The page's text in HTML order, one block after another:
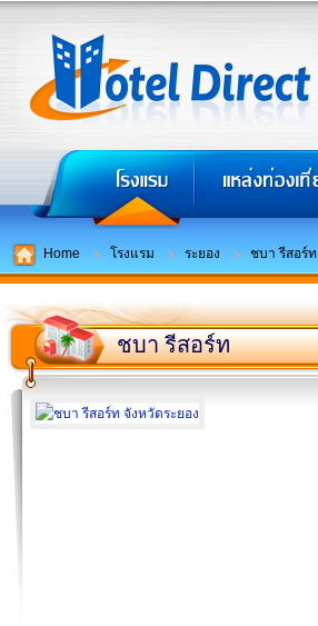
Home โรงแรม ระยอง ชบา รีสอร์ท
ชบา รีสอร์ท